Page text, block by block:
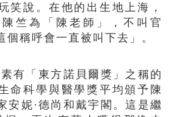
笑說。在他的出生地上海，
竺為「陳老師」，不叫官
個稱呼會一直被叫下去」。
「東方諾貝爾獎」之稱的
命科學與醫學獎平均頒予陳
安妮·德尚和戴宇閣。這是繼